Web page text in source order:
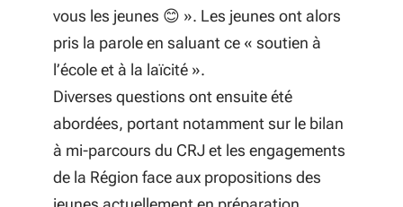
vous les jeunes 😊 ». Les jeunes ont alors
pris la parole en saluant ce « soutien à
l’école et à la laïcité ».
Diverses questions ont ensuite été
abordées, portant notamment sur le bilan
à mi-parcours du CRJ et les engagements
de la Région face aux propositions des